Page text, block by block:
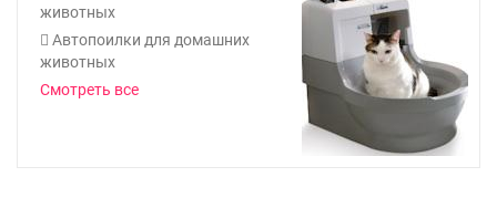
животных
Автопоилки для домашних
животных
Смотреть все